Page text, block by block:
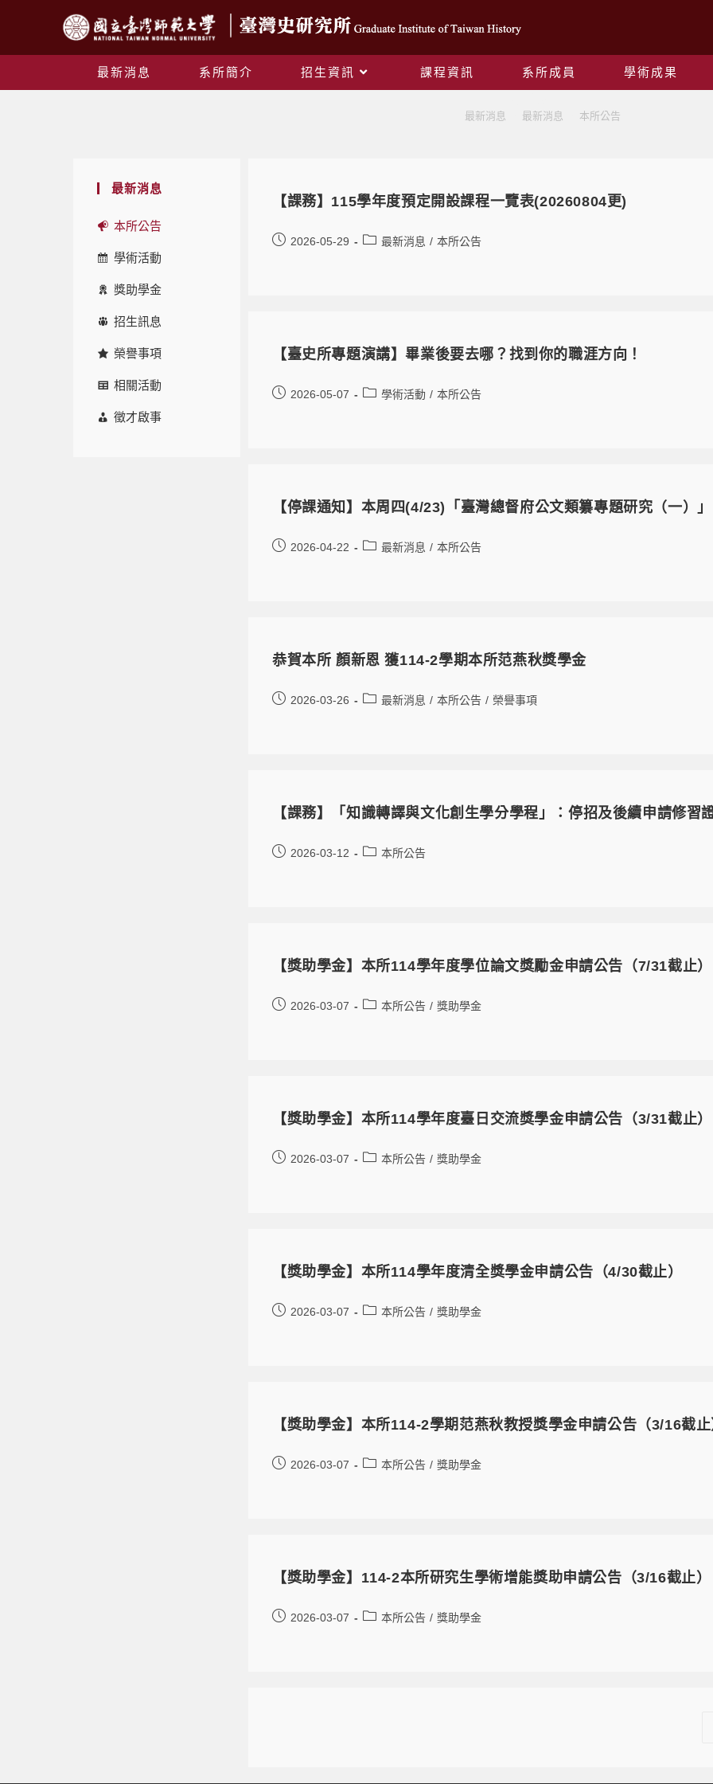
最新消息 系所簡介 招生資訊 課程資訊 系所成員
學術成果
最新消息 最新消息 本所公告
最新消息
本所公告
學術活動
獎助學金
招生訊息
榮譽事項
相關活動
徵才啟事
【課務】115學年度預定開設課程一覽表(20260804更)
2026-05-29 最新消息 / 本所公告
【臺史所專題演講】畢業後要去哪？找到你的職涯方向！
2026-05-07 學術活動 / 本所公告
【停課通知】本周四(4/23)「臺灣總督府公文類纂專題研究（一）
2026-04-22 最新消息 / 本所公告
恭賀本所 顏新恩 獲114-2學期本所范燕秋獎學金
2026-03-26 最新消息 / 本所公告 / 榮譽事項
【課務】「知識轉譯與文化創生學分學程」：停招及後續申請修習
2026-03-12 本所公告
【獎助學金】本所114學年度學位論文獎勵金申請公告（7/31截止）
2026-03-07 本所公告 / 獎助學金
【獎助學金】本所114學年度臺日交流獎學金申請公告（3/31截止）
2026-03-07 本所公告 / 獎助學金
【獎助學金】本所114學年度清全獎學金申請公告（4/30截止）
2026-03-07 本所公告 / 獎助學金
【獎助學金】本所114-2學期范燕秋教授獎學金申請公告（3/16截
2026-03-07 本所公告 / 獎助學金
【獎助學金】114-2本所研究生學術增能獎助申請公告（3/16截止）
2026-03-07 本所公告 / 獎助學金